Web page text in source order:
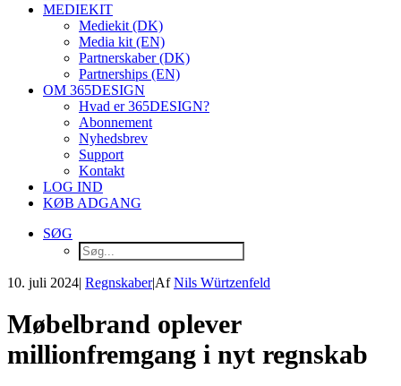
MEDIEKIT
Mediekit (DK)
Media kit (EN)
Partnerskaber (DK)
Partnerships (EN)
OM 365DESIGN
Hvad er 365DESIGN?
Abonnement
Nyhedsbrev
Support
Kontakt
LOG IND
KØB ADGANG
SØG
10. juli 2024| Regnskaber|AfNils Würtzenfeld
Møbelbrand oplever
millionfremgang i nyt regnskab